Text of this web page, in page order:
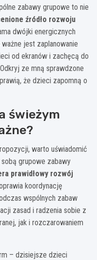
zabawy grupowe to nie
źródło rozwoju
dwójki energicznych
jest zaplanowanie
od ekranów i zachęcą do
ze mną sprawdzone
że dzieci zapomną o
świeżym
warto uświadomić
grupowe zabawy
prawidłowy rozwój
koordynację
wspólnych zabaw
zasad i radzenia sobie z
jak i rozczarowaniem
– dzisiejsze dzieci